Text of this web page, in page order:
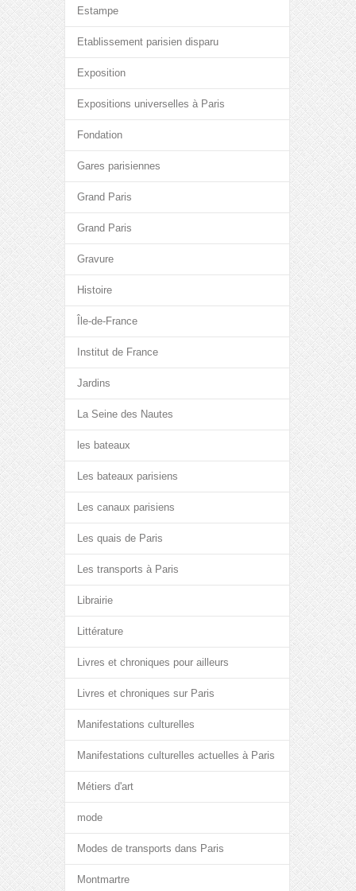
Estampe
Etablissement parisien disparu
Exposition
Expositions universelles à Paris
Fondation
Gares parisiennes
Grand Paris
Grand Paris
Gravure
Histoire
Île-de-France
Institut de France
Jardins
La Seine des Nautes
les bateaux
Les bateaux parisiens
Les canaux parisiens
Les quais de Paris
Les transports à Paris
Librairie
Littérature
Livres et chroniques pour ailleurs
Livres et chroniques sur Paris
Manifestations culturelles
Manifestations culturelles actuelles à Paris
Métiers d'art
mode
Modes de transports dans Paris
Montmartre